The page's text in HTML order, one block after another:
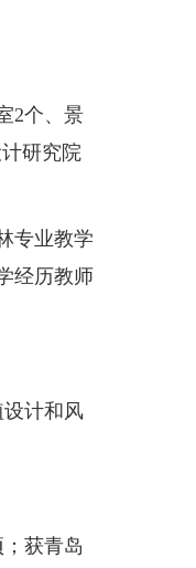
2个、景
研究院
专业教学
经历教师
计和风
获青岛